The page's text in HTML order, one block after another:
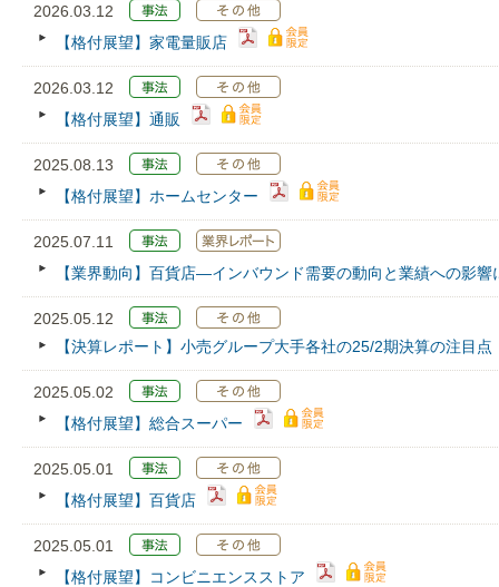
2026.03.12
【格付展望】家電量販店
2026.03.12
【格付展望】通販
2025.08.13
【格付展望】ホームセンター
2025.07.11
【業界動向】百貨店―インバウンド需要の動向と業績への影
2025.05.12
【決算レポート】小売グループ大手各社の25/2期決算の注目点
2025.05.02
【格付展望】総合スーパー
2025.05.01
【格付展望】百貨店
2025.05.01
【格付展望】コンビニエンスストア